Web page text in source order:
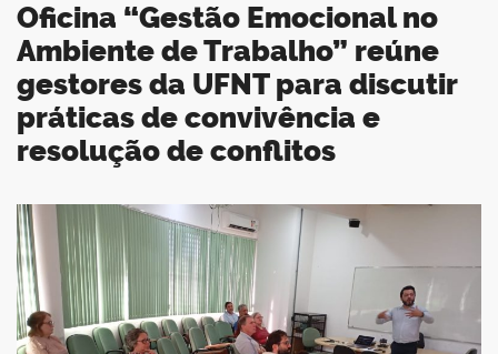
Oficina “Gestão Emocional no
Ambiente de Trabalho” reúne
gestores da UFNT para discutir
práticas de convivência e
resolução de conflitos